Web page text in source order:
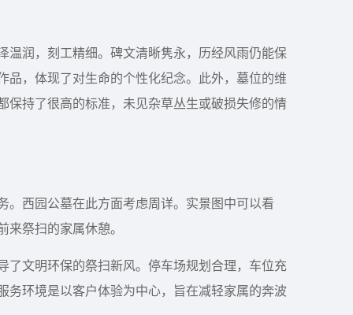
温润，刻工精细。碑文清晰隽永，历经风雨仍能保
品，体现了对生命的个性化纪念。此外，墓位的维
保持了很高的标准，未见杂草丛生或破损失修的情
。西园公墓在此方面考虑周详。实景图中可以看
祭扫的家属休憩。
了文明环保的祭扫新风。停车场规划合理，车位充
务环境是以客户体验为中心，旨在减轻家属的奔波